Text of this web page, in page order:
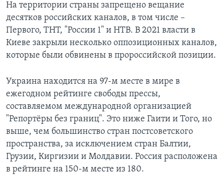
На территории страны запрещено вещание
десятков российских каналов, в том числе –
Первого, ТНТ, "России 1" и НТВ. В 2021 власти в
Киеве закрыли несколько оппозиционных каналов,
которые были обвинены в пророссийской позиции.
Украина находится на 97-м месте в мире в
ежегодном рейтинге свободы прессы,
составляемом международной организацией
"Репортёры без границ". Это ниже Гаити и Того, но
выше, чем большинство стран постсоветского
пространства, за исключением стран Балтии,
Грузии, Киргизии и Молдавии. Россия расположена
в рейтинге на 150-м месте из 180.